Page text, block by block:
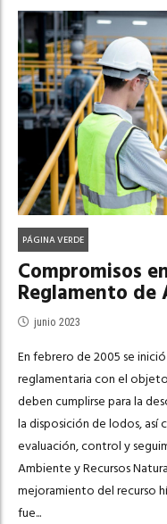
PÁGINA VERDE
Compromisos
Reglamento de
junio 2023
En febrero de 2005 se
reglamentaria con el
deben cumplirse para la
la disposición de lodos, así
evaluación, control y
Ambiente y Recursos
mejoramiento del recurso
fue...